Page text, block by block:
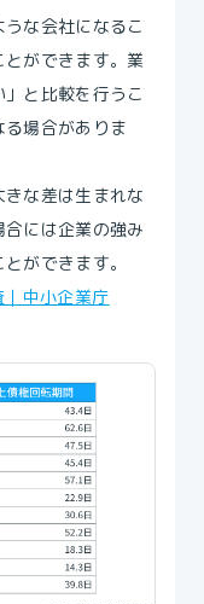
な会社になるこ
ができます。業
と比較を行うこ
場合がありま
な差は生まれな
には企業の強み
ができます。
中小企業庁